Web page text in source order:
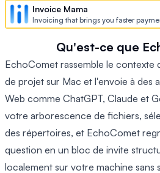
Invoice Mama
Invoicing that brings you faster
Qu'est-ce que
EchoComet rassemble le contexte
de projet sur Mac et l'envoie à des
Web comme ChatGPT, Claude et
votre arborescence de fichiers,
des répertoires, et EchoComet
question en un bloc de invite
localement sur votre machine sans